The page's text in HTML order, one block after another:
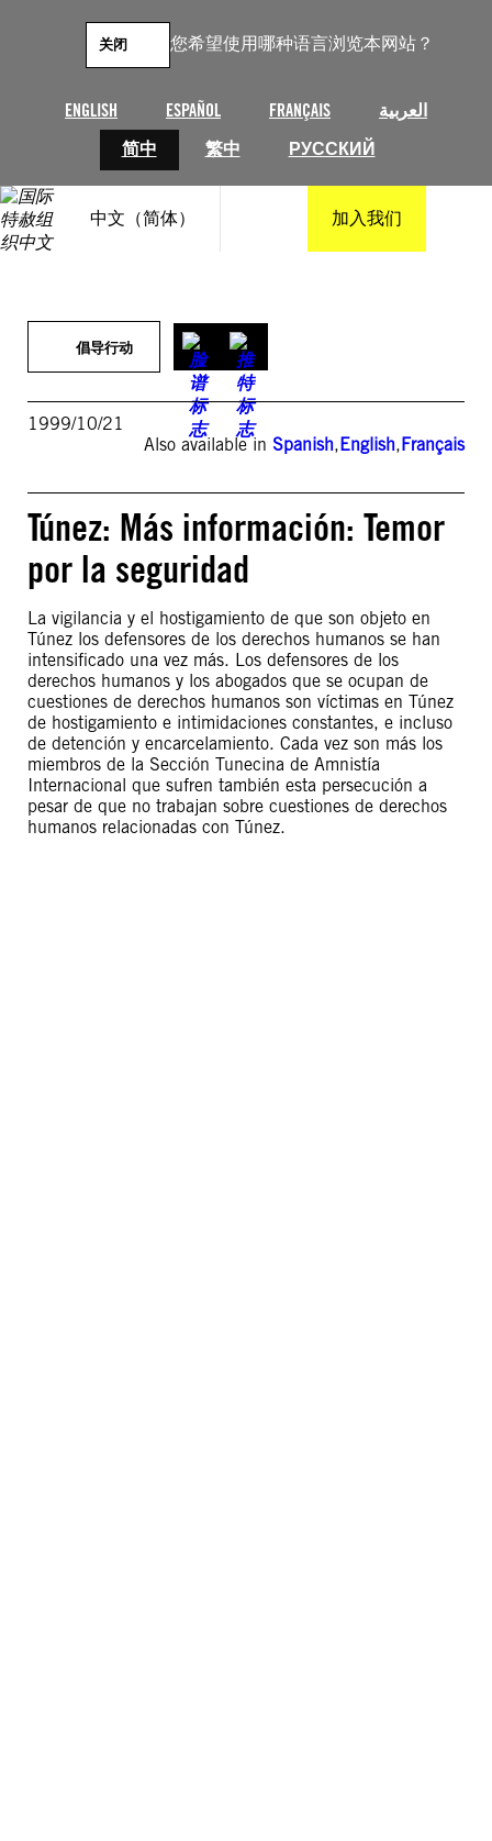
您希望使用哪种语言浏览本网站？
ENGLISH ESPAÑOL FRANÇAIS
العربية
简中
繁中 РУССКИЙ
关闭
中文（简体） 加入我们
倡导行动
1999/10/21
Also available in Spanish,English,Français
Túnez: Más información: Temor
por la seguridad
La vigilancia y el hostigamiento de que son objeto en
Túnez los defensores de los derechos humanos se han
intensificado una vez más. Los defensores de los
derechos humanos y los abogados que se ocupan de
cuestiones de derechos humanos son víctimas en Túnez
de hostigamiento e intimidaciones constantes, e incluso
de detención y encarcelamiento. Cada vez son más los
miembros de la Sección Tunecina de Amnistía
Internacional que sufren también esta persecución a
pesar de que no trabajan sobre cuestiones de derechos
humanos relacionadas con Túnez.